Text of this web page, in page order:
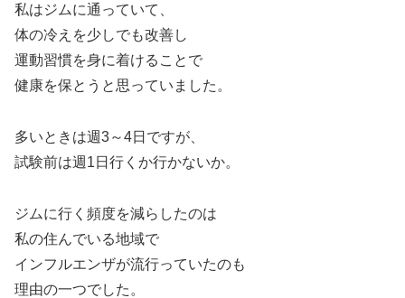
私はジムに通っていて、
体の冷えを少しでも改善し
運動習慣を身に着けることで
健康を保とうと思っていました。
多いときは週3～4日ですが、
試験前は週1日行くか行かないか。
ジムに行く頻度を減らしたのは
私の住んでいる地域で
インフルエンザが流行っていたのも
理由の一つでした。